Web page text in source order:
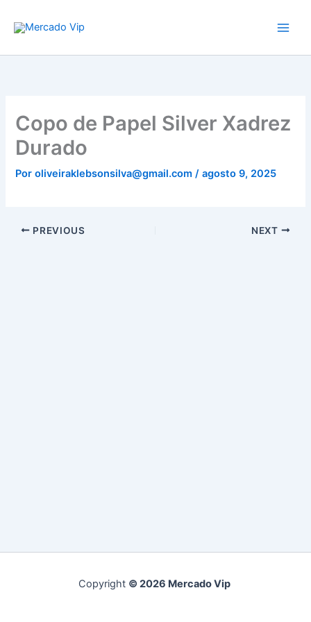
para
conteúdo
Copo de Papel Silver Xadrez
Durado
Poroliveiraklebsonsilva@gmail.com/agosto 9, 2025
PREVIOUS NEXT
Copyright © 2026 Mercado Vip